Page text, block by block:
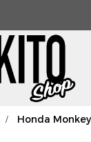
Honda Monkey